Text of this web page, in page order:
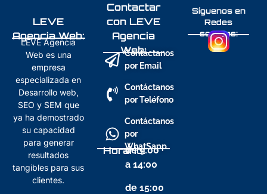
LEVE
Agencia Web:
LEVE Agencia
Web es una
empresa
especializada en
Desarrollo web,
SEO y SEM que
ya ha demostrado
su capacidad
para generar
resultados
tangibles para sus
clientes.
Contactar
con LEVE
Agencia
Web:
Contáctanos
por Email
Contáctanos
por Teléfono
Contáctanos
por
WhatSapp
Horario:
de 9:00
a 14:00
de 15:00
Síguenos en
Redes
sociales: